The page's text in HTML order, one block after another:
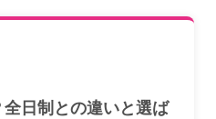
日制との違いと選ば